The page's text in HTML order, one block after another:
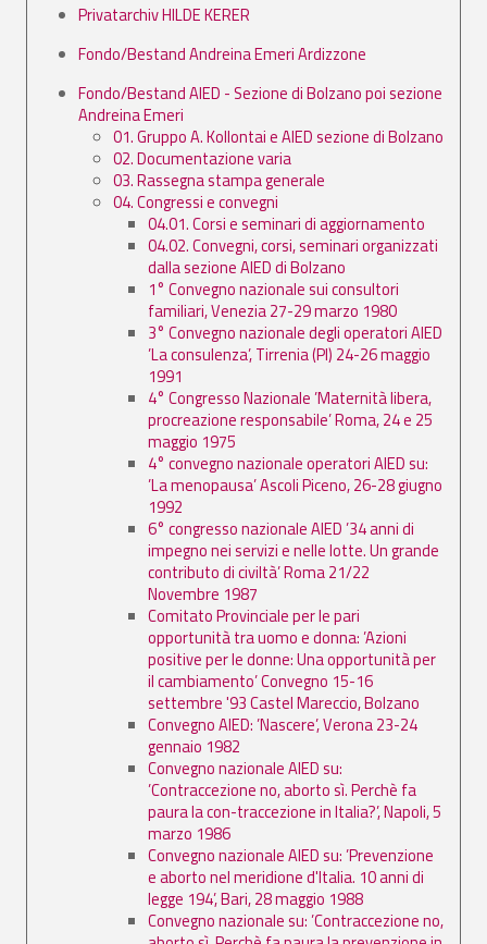
Privatarchiv HILDE KERER
Fondo/Bestand Andreina Emeri Ardizzone
Fondo/Bestand AIED - Sezione di Bolzano poi sezione
Andreina Emeri
01. Gruppo A. Kollontai e AIED sezione di Bolzano
02. Documentazione varia
03. Rassegna stampa generale
04. Congressi e convegni
04.01. Corsi e seminari di aggiornamento
04.02. Convegni, corsi, seminari organizzati
dalla sezione AIED di Bolzano
1° Convegno nazionale sui consultori
familiari, Venezia 27-29 marzo 1980
3° Convegno nazionale degli operatori AIED
’La consulenza’, Tirrenia (PI) 24-26 maggio
1991
4° Congresso Nazionale ’Maternità libera,
procreazione responsabile’ Roma, 24 e 25
maggio 1975
4° convegno nazionale operatori AIED su:
’La menopausa’ Ascoli Piceno, 26-28 giugno
1992
6° congresso nazionale AIED ’34 anni di
impegno nei servizi e nelle lotte. Un grande
contributo di civiltà’ Roma 21/22
Novembre 1987
Comitato Provinciale per le pari
opportunità tra uomo e donna: ’Azioni
positive per le donne: Una opportunità per
il cambiamento’ Convegno 15-16
settembre '93 Castel Mareccio, Bolzano
Convegno AIED: ’Nascere’, Verona 23-24
gennaio 1982
Convegno nazionale AIED su:
’Contraccezione no, aborto sì. Perchè fa
paura la con-traccezione in Italia?’, Napoli, 5
marzo 1986
Convegno nazionale AIED su: ’Prevenzione
e aborto nel meridione d'Italia. 10 anni di
legge 194’, Bari, 28 maggio 1988
Convegno nazionale su: ’Contraccezione no,